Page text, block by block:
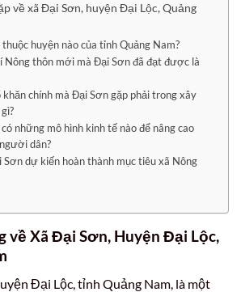
về xã Đại Sơn, huyện Đại Lộc, Quảng
huyện nào của tỉnh Quảng Nam?
Nông thôn mới mà Đại Sơn đã đạt được là
chính mà Đại Sơn gặp phải trong xây
những mô hình kinh tế nào để nâng cao
dân?
Sơn dự kiến hoàn thành mục tiêu xã Nông
về Xã Đại Sơn, Huyện Đại Lộc,
Đại Lộc, tỉnh Quảng Nam, là một